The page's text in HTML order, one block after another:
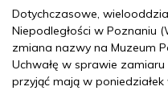
Dotychczasowe,
Niepodległości w Poznaniu
zmiana nazwy na Muzeum
Uchwałę w sprawie
przyjąć mają w